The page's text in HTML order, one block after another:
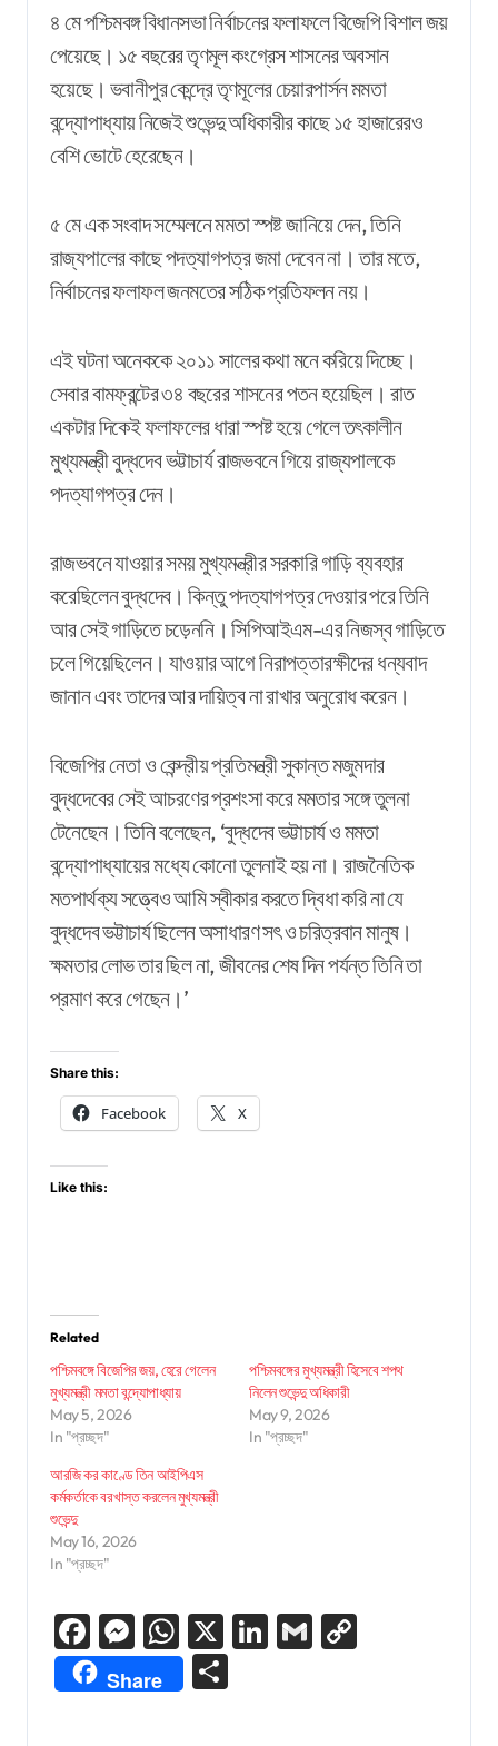
৪ মে পশ্চিমবঙ্গ বিধানসভা নির্বাচনের ফলাফলে বিজেপি বিশাল জয়
পেয়েছে। ১৫ বছরের তৃণমূল কংগ্রেস শাসনের অবসান
হয়েছে। ভবানীপুর কেন্দ্রে তৃণমূলের চেয়ারপার্সন মমতা
বন্দ্যোপাধ্যায় নিজেই শুভেন্দু অধিকারীর কাছে ১৫ হাজারেরও
বেশি ভোটে হেরেছেন।
৫ মে এক সংবাদ সম্মেলনে মমতা স্পষ্ট জানিয়ে দেন, তিনি
রাজ্যপালের কাছে পদত্যাগপত্র জমা দেবেন না। তার মতে,
নির্বাচনের ফলাফল জনমতের সঠিক প্রতিফলন নয়।
এই ঘটনা অনেককে ২০১১ সালের কথা মনে করিয়ে দিচ্ছে।
সেবার বামফ্রন্টের ৩৪ বছরের শাসনের পতন হয়েছিল। রাত
একটার দিকেই ফলাফলের ধারা স্পষ্ট হয়ে গেলে তৎকালীন
মুখ্যমন্ত্রী বুদ্ধদেব ভট্টাচার্য রাজভবনে গিয়ে রাজ্যপালকে
পদত্যাগপত্র দেন।
রাজভবনে যাওয়ার সময় মুখ্যমন্ত্রীর সরকারি গাড়ি ব্যবহার
করেছিলেন বুদ্ধদেব। কিন্তু পদত্যাগপত্র দেওয়ার পরে তিনি
আর সেই গাড়িতে চড়েননি। সিপিআইএম-এর নিজস্ব গাড়িতে
চলে গিয়েছিলেন। যাওয়ার আগে নিরাপত্তারক্ষীদের ধন্যবাদ
জানান এবং তাদের আর দায়িত্ব না রাখার অনুরোধ করেন।
বিজেপির নেতা ও কেন্দ্রীয় প্রতিমন্ত্রী সুকান্ত মজুমদার
বুদ্ধদেবের সেই আচরণের প্রশংসা করে মমতার সঙ্গে তুলনা
টেনেছেন। তিনি বলেছেন, ‘বুদ্ধদেব ভট্টাচার্য ও মমতা
বন্দ্যোপাধ্যায়ের মধ্যে কোনো তুলনাই হয় না। রাজনৈতিক
মতপার্থক্য সত্ত্বেও আমি স্বীকার করতে দ্বিধা করি না যে
বুদ্ধদেব ভট্টাচার্য ছিলেন অসাধারণ সৎ ও চরিত্রবান মানুষ।
ক্ষমতার লোভ তার ছিল না, জীবনের শেষ দিন পর্যন্ত তিনি তা
প্রমাণ করে গেছেন।’
Share this:
Facebook X
Like this:
Related
পশ্চিমবঙ্গে বিজেপির জয়, হেরে গেলেন
মুখ্যমন্ত্রী মমতা বন্দ্যোপাধ্যায়
May 5, 2026
In "প্রচ্ছদ"
পশ্চিমবঙ্গের মুখ্যমন্ত্রী হিসেবে শপথ
নিলেন শুভেন্দু অধিকারী
May 9, 2026
In "প্রচ্ছদ"
আরজি কর কাণ্ডে তিন আইপিএস
কর্মকর্তাকে বরখাস্ত করলেন মুখ্যমন্ত্রী
শুভেন্দু
May 16, 2026
In "প্রচ্ছদ"
Facebook
Messenger
WhatsApp
X LinkedIn
Gmail
Share